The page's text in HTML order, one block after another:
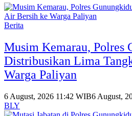
Berita
Musim Kemarau, Polres
Distribusikan Lima
Warga Paliyan
6 August, 2026 11:42 WIB6 August,
BLY